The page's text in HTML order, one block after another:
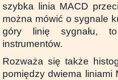
szybka linia MACD
można mówić o sygnale
góry linię sygnału,
instrumentów.
Rozważa się także
pomiędzy dwiema liniami